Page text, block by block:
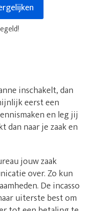
inschakelt, dan
eerst een
en leg jij
dan naar je zaak en
jouw zaak
over. Zo kun
De incasso
uiterste best om